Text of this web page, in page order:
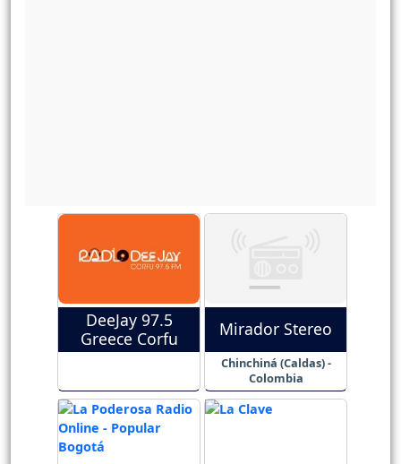
DeeJay 97.5
Greece Corfu
Mirador Stereo
Chinchiná (Caldas) -
Colombia